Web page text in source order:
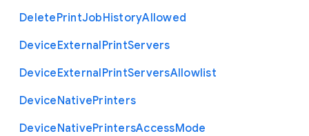
DeletePrintJobHistoryAllowed
DeviceExternalPrintServers
DeviceExternalPrintServersAllowlist
DeviceNativePrinters
DeviceNativePrintersAccessMode